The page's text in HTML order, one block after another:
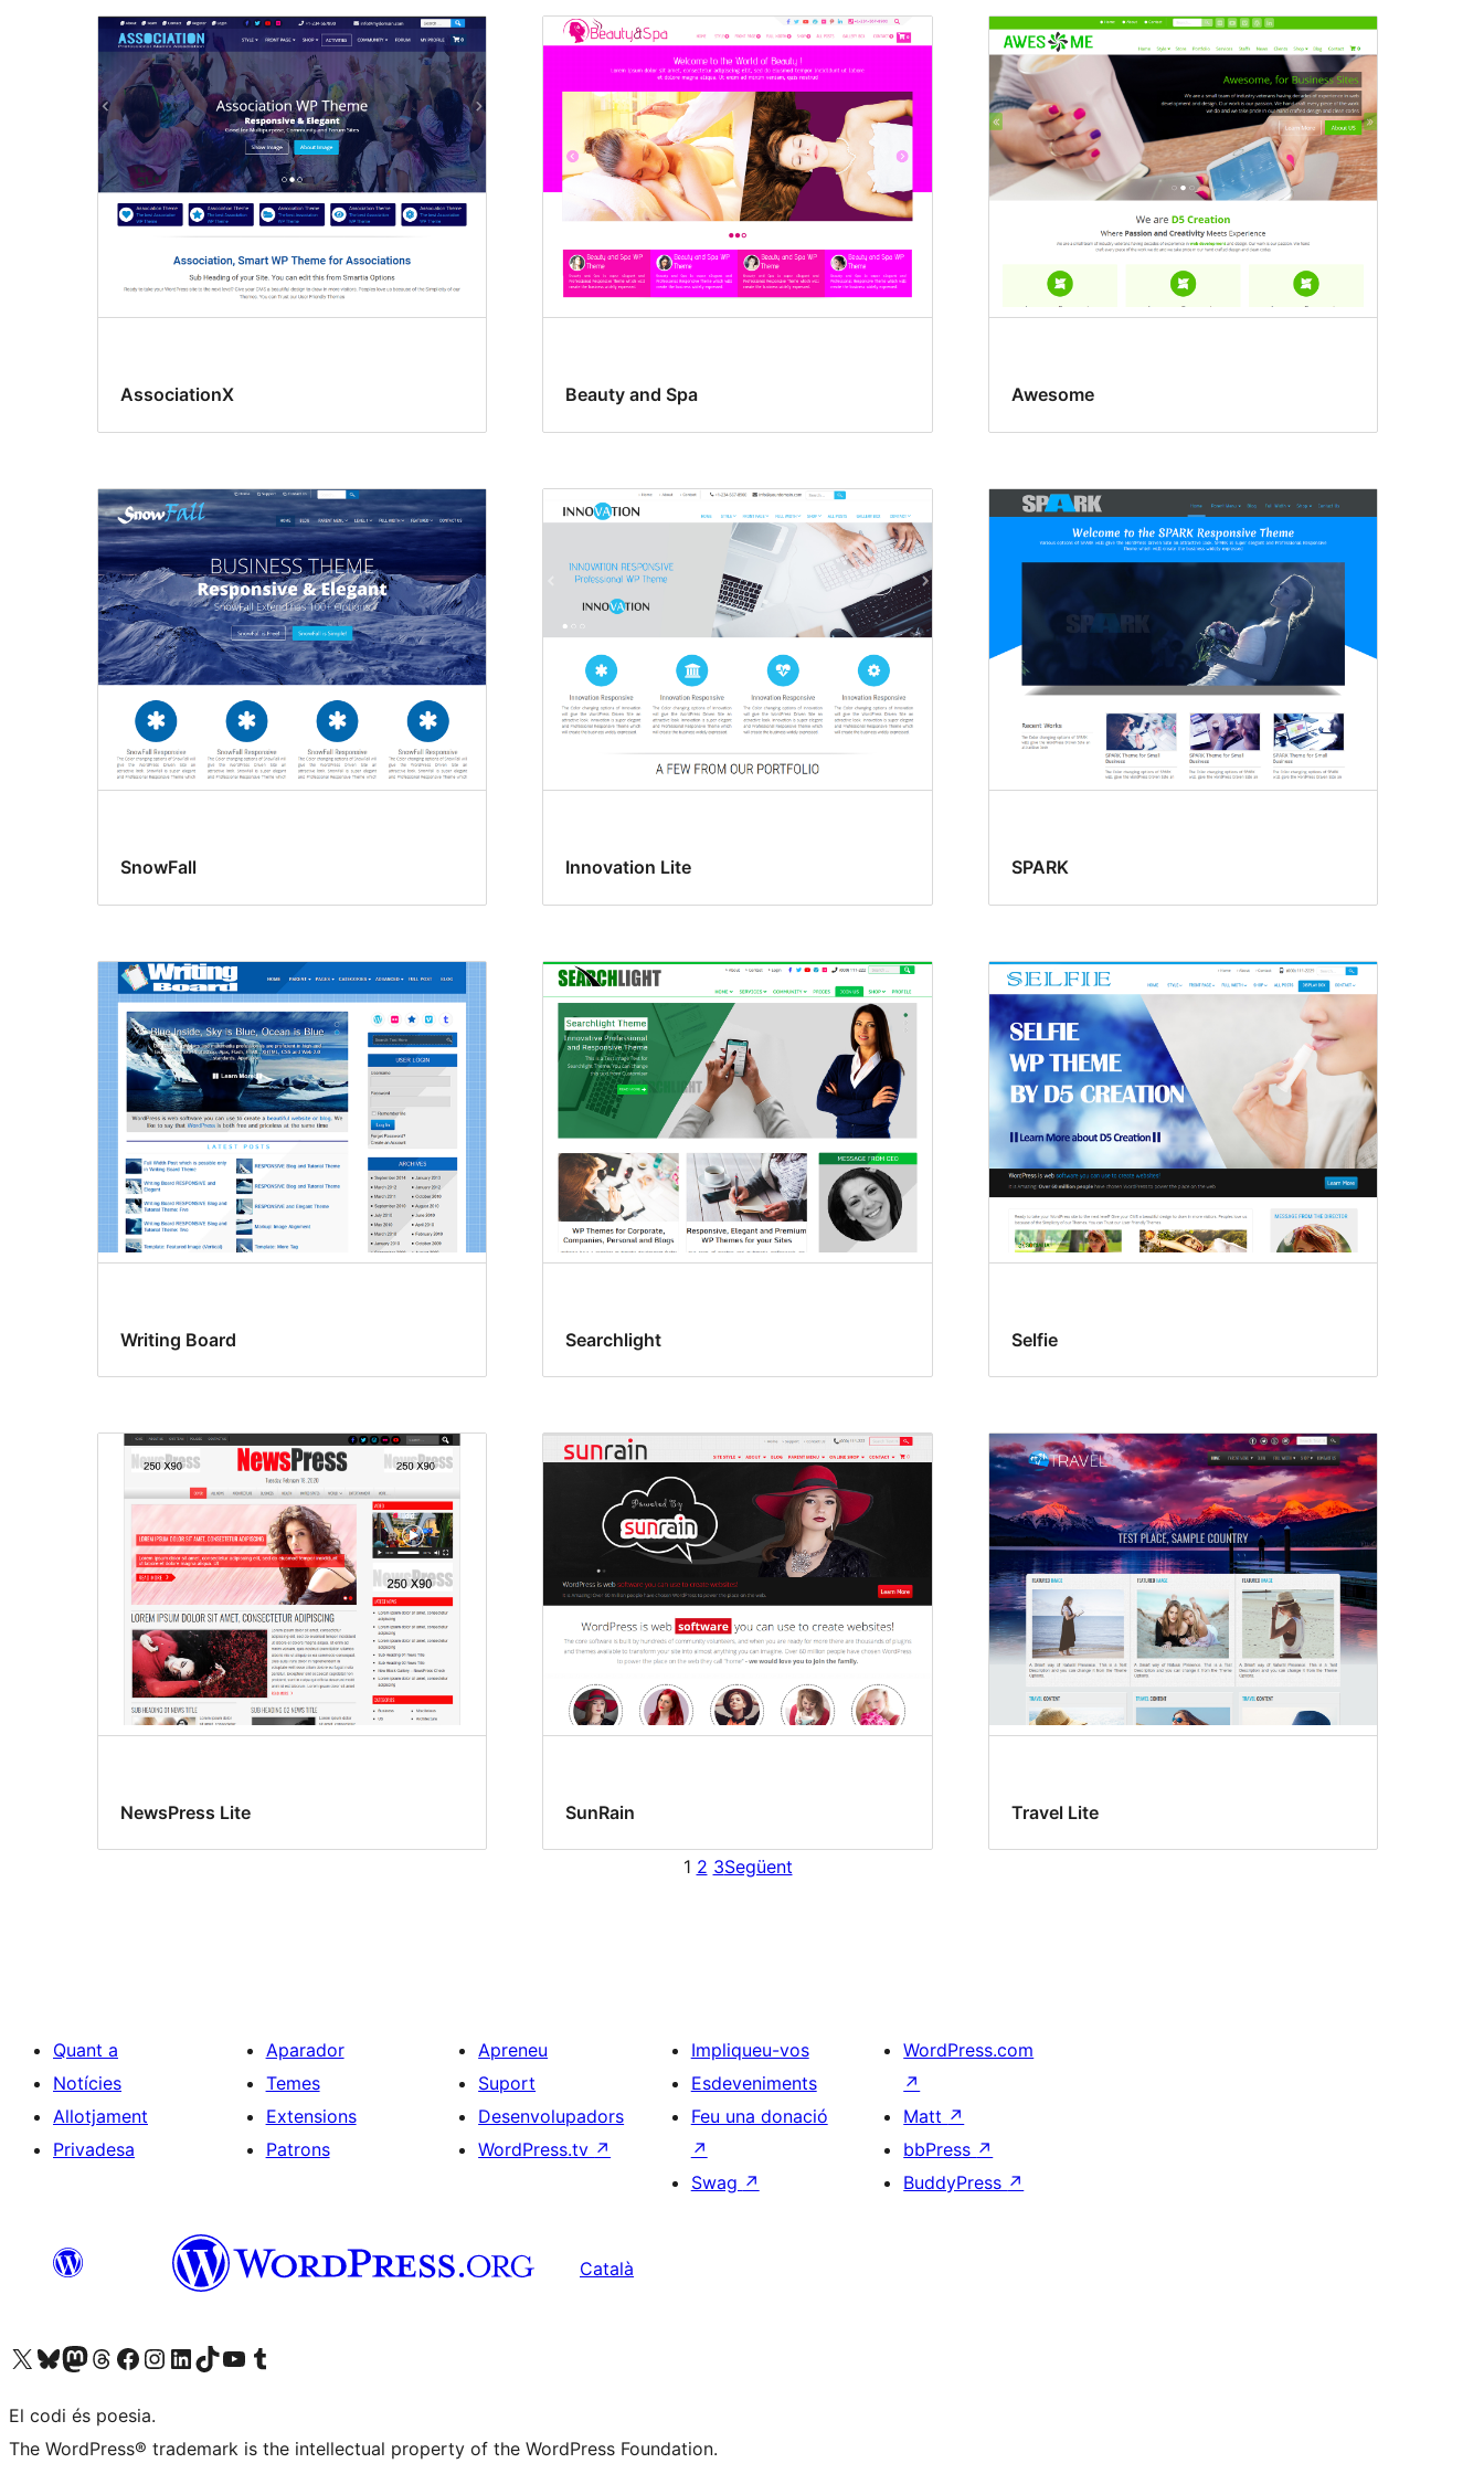
AssociationX Beauty and Spa Awesome
SnowFall Innovation Lite SPARK
Writing Board Searchlight Selfie
NewsPress Lite SunRain Travel Lite
1 2 3Següent
Quant a
Notícies
Allotjament
Privadesa
Aparador
Temes
Extensions
Patrons
Apreneu
Suport
Desenvolupadors
WordPress.tv ↗
Impliqueu-vos
Esdeveniments
Feu una donació
↗
Swag ↗
WordPress.com
↗
Matt ↗
bbPress ↗
BuddyPress ↗
Català
Visiteu el nostre compte X (abans Twitter)
Visiteu el nostre compte de Bluesky
Visiteu el nostre compte al Mastodon
Visiteu el nostre compte de Threads
Visiteu la nostra pàgina al Facebook
Visiteu el nostre compte d'Instagram
Visiteu el nostre compte de LinkedIn
Visiteu el nostre compte de TikTok
Visiteu el nostre canal al YouTube
Visiteu el nostre compte de Tumblr
El codi és poesia.
The WordPress® trademark is the intellectual property of the WordPress Foundation.